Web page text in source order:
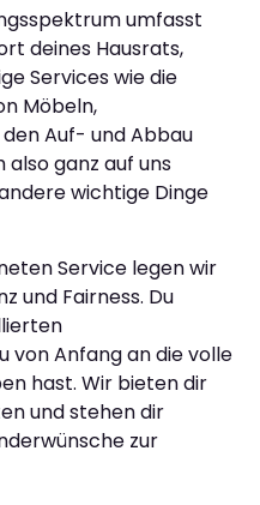
umfasst
deines Hausrats,
Services wie die
Möbeln,
Auf- und Abbau
also ganz auf uns
wichtige Dinge
Service legen wir
und Fairness. Du
von Anfang an die volle
hast. Wir bieten dir
und stehen dir
zur